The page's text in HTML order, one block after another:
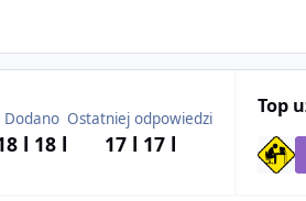
Dodano
l 18 l
Ostatniej odpowiedzi
17 l 17 l
Top